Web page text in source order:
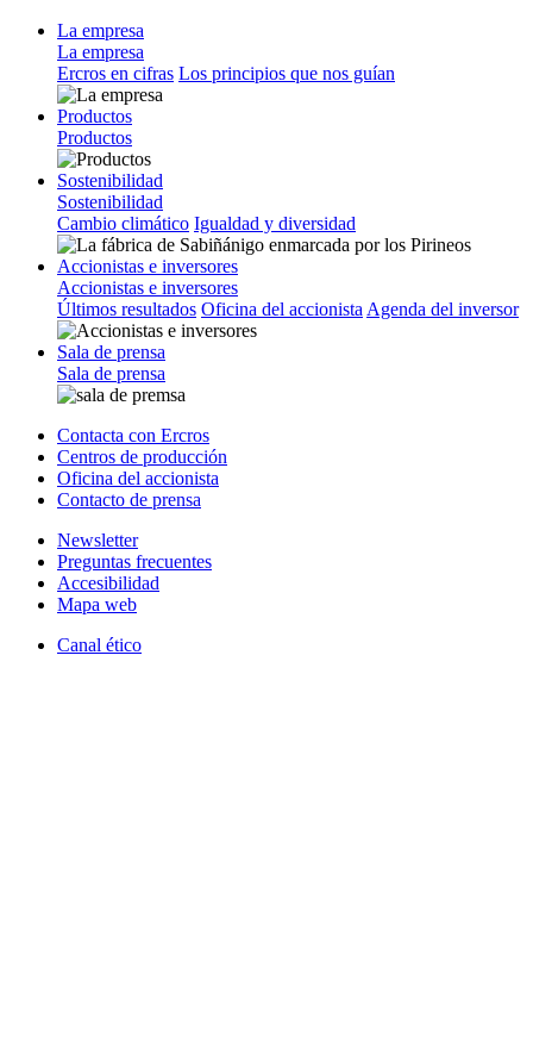
La empresa
La empresa
Ercros en cifras Los principios que nos guían
Productos
Productos
Sostenibilidad
Sostenibilidad
Cambio climático Igualdad y diversidad
Accionistas e inversores
Accionistas e inversores
Últimos resultados Oficina del accionista Agenda del inversor
Sala de prensa
Sala de prensa
Contacta con Ercros
Centros de producción
Oficina del accionista
Contacto de prensa
Newsletter
Preguntas frecuentes
Accesibilidad
Mapa web
Canal ético